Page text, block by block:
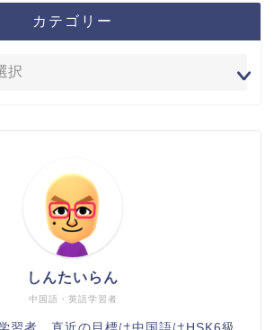
カテゴリー
中国語・英語学習者
しんたいらん